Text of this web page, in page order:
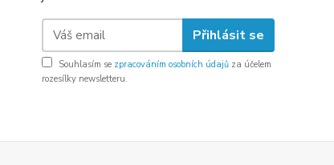
Přihlásit se
Souhlasím se zpracováním osobních údajů za účelem
rozesílky newsletteru.